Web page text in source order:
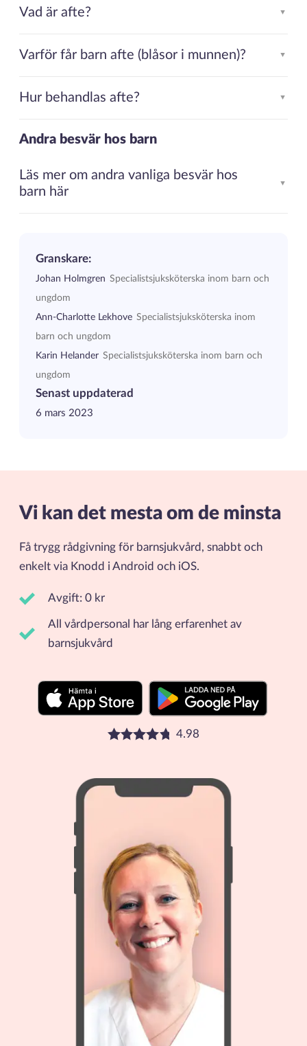
Vad är afte? ▲
Varför får barn afte (blåsor i munnen)? ▲
Hur behandlas afte? ▲
Andra besvär hos barn
Läs mer om andra vanliga besvär hos
barn här
▲
Granskare:
Johan Holmgren Specialistsjuksköterska inom barn och
ungdom
Ann-Charlotte Lekhove Specialistsjuksköterska inom
barn och ungdom
Karin Helander Specialistsjuksköterska inom barn och
ungdom
Senast uppdaterad
6 mars 2023
Vi kan det mesta om de minsta
Få trygg rådgivning för barnsjukvård, snabbt och
enkelt via Knodd i Android och iOS.
Avgift: 0 kr
All vårdpersonal har lång erfarenhet av
barnsjukvård
Betyg: 4.98 stjärnor 4.98